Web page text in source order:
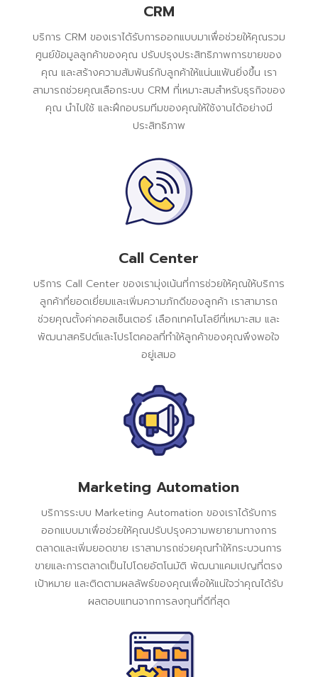
CRM
บริการ CRM ของเราได้รับการออกแบบมาเพื่อช่วยให้คุณรวม
ศูนย์ข้อมูลลูกค้าของคุณ ปรับปรุงประสิทธิภาพการขายของ
คุณ และสร้างความสัมพันธ์กับลูกค้าให้แน่นแฟ้นยิ่งขึ้น เรา
สามารถช่วยคุณเลือกระบบ CRM ที่เหมาะสมสำหรับธุรกิจของ
คุณ นำไปใช้ และฝึกอบรมทีมของคุณให้ใช้งานได้อย่างมี
ประสิทธิภาพ
Call Center
บริการ Call Center ของเรามุ่งเน้นที่การช่วยให้คุณให้บริการ
ลูกค้าที่ยอดเยี่ยมและเพิ่มความภักดีของลูกค้า เราสามารถ
ช่วยคุณตั้งค่าคอลเซ็นเตอร์ เลือกเทคโนโลยีที่เหมาะสม และ
พัฒนาสคริปต์และโปรโตคอลที่ทำให้ลูกค้าของคุณพึงพอใจ
อยู่เสมอ
Marketing Automation
บริการระบบ Marketing Automation ของเราได้รับการ
ออกแบบมาเพื่อช่วยให้คุณปรับปรุงความพยายามทางการ
ตลาดและเพิ่มยอดขาย เราสามารถช่วยคุณทำให้กระบวนการ
ขายและการตลาดเป็นไปโดยอัตโนมัติ พัฒนาแคมเปญที่ตรง
เป้าหมาย และติดตามผลลัพธ์ของคุณเพื่อให้แน่ใจว่าคุณได้รับ
ผลตอบแทนจากการลงทุนที่ดีที่สุด